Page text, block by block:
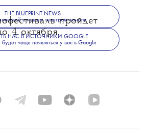
пройдет
4 октября.
THE BLUEPRINT NEWS
в нашем телеграм-канале
НАС В ИСТОЧНИКИ GOOGLE
чаще появляться у вас в Google